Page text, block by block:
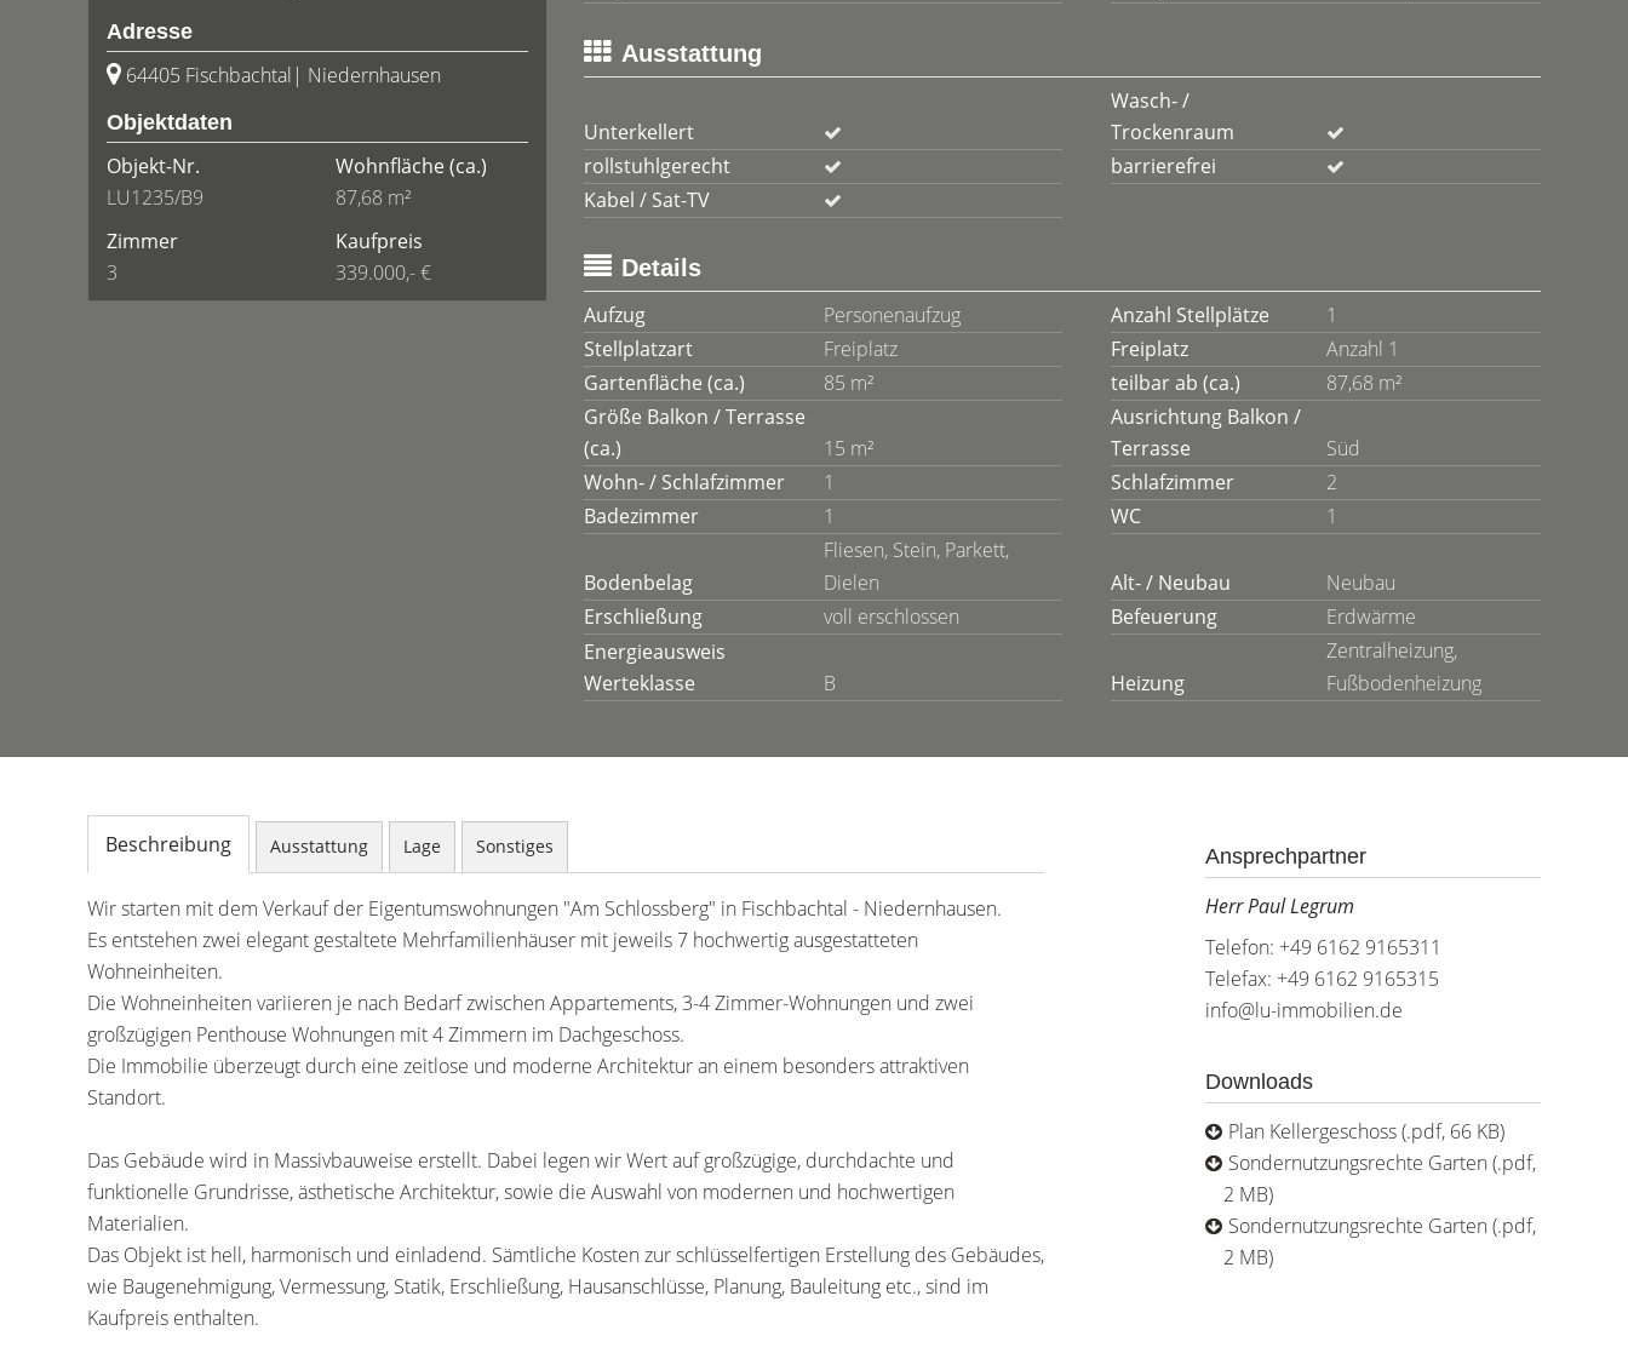
Adresse
64405 Fischbachtal| Niedernhausen
Objektdaten
Objekt-Nr.
LU1235/B9
Wohnfläche(ca.)
87,68 m²
Zimmer
3
Kaufpreis
339.000,- €
Ausstattung
Unterkellert
Wasch- /
Trockenraum
rollstuhlgerecht
barrierefrei
Kabel / Sat-TV
Details
Aufzug
Personenaufzug Anzahl Stellplätze
1
Stellplatzart
Freiplatz Freiplatz
Anzahl 1
Gartenfläche (ca.)
85 m² teilbar ab (ca.)
87,68 m²
Größe Balkon / Terrasse
(ca.)
15 m²
Ausrichtung Balkon /
Terrasse
Süd
Wohn- / Schlafzimmer
1 Schlafzimmer
2
Badezimmer
1 WC 1
Bodenbelag
Fliesen, Stein, Parkett,
Dielen
Alt- / Neubau
Neubau
Erschließung
voll erschlossen Befeuerung
Erdwärme
Energieausweis
Werteklasse
B Heizung
Zentralheizung,
Fußbodenheizung
Beschreibung Ausstattung Lage Sonstiges
Wir starten mit dem Verkauf der Eigentumswohnungen "Am Schlossberg" in Fischbachtal - Niedernhausen.
Es entstehen zwei elegant gestaltete Mehrfamilienhäuser mit jeweils 7 hochwertig ausgestatteten
Wohneinheiten.
Die Wohneinheiten variieren je nach Bedarf zwischen Appartements, 3-4 Zimmer-Wohnungen und zwei
großzügigen Penthouse Wohnungen mit 4 Zimmern im Dachgeschoss.
Die Immobilie überzeugt durch eine zeitlose und moderne Architektur an einem besonders attraktiven
Standort.
Das Gebäude wird in Massivbauweise erstellt. Dabei legen wir Wert auf großzügige, durchdachte und
funktionelle Grundrisse, ästhetische Architektur, sowie die Auswahl von modernen und hochwertigen
Materialien.
Das Objekt ist hell, harmonisch und einladend. Sämtliche Kosten zur schlüsselfertigen Erstellung des Gebäudes,
wie Baugenehmigung, Vermessung, Statik, Erschließung, Hausanschlüsse, Planung, Bauleitung etc., sind im
Kaufpreis enthalten.
Ansprechpartner
Herr Paul Legrum
Telefon: +49 6162 9165311
Telefax: +49 6162 9165315
info@lu-immobilien.de
Downloads
Plan Kellergeschoss (.pdf, 66 KB)
Sondernutzungsrechte Garten (.pdf,
2 MB)
Sondernutzungsrechte Garten (.pdf,
2 MB)